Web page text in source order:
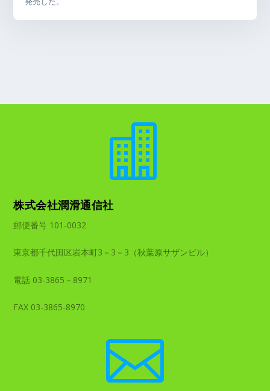

株式会社潤滑通信社
郵便番号 101-0032
東京都千代田区岩本町3－3－3（秋葉原サザンビル）
電話 03-3865－8971
FAX 03-3865-8970
